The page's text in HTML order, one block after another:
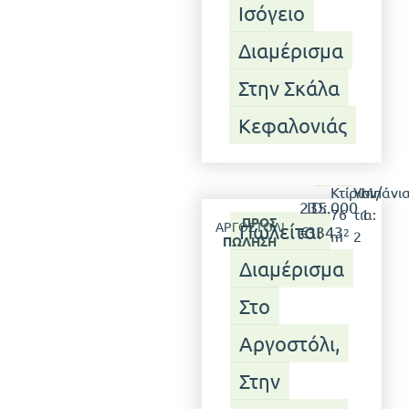
Ισόγειο
Διαμέρισμα
Στην Σκάλα
Κεφαλονιάς
ΑΡΓΟΣΤΌΛΙ
ΠΡΟΣ
ΠΏΛΗΣΗ
Πωλείται
Διαμέρισμα
Στο
Αργοστόλι,
Στην
235.000
€
ID:
3343
Κτίριο:
76
m2
Υπν/
τια:
2
1